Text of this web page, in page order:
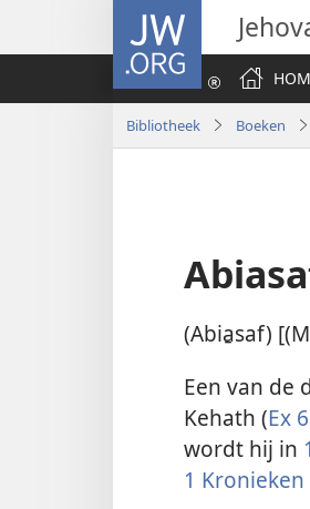
JW.ORG
Bibliotheek Boeken
(Abia̱saf)
Een van de
Kehath (Ex
wordt hij in
1 Kronieken